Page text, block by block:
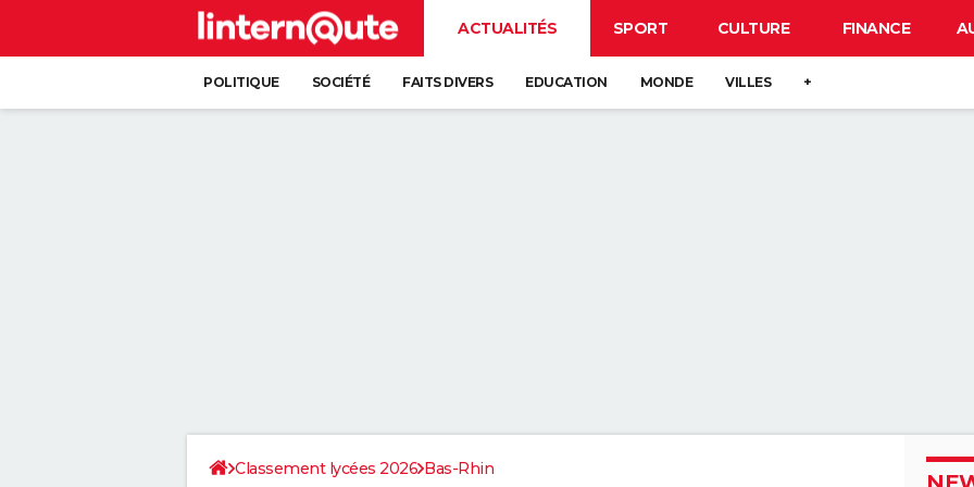
ACTUALITÉS SPORT CULTURE FINANCE
POLITIQUE SOCIÉTÉ FAITS DIVERS EDUCATION MONDE VILLES +
Classement lycées 2026 Bas-Rhin